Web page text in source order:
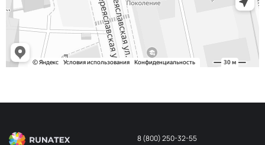
243/2
2Бл.Бирюзовый МП-20-243/2
S248
Св.Бирюза
2400000683254
203/3
3Т.Бирюзовый
МП-20-203/3
(Т.Бирюзовый)
8 (800) 250-32-55